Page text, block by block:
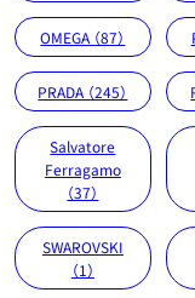
OMEGA （87）
PRADA （245）
Salvatore
Ferragamo
（37）
SWAROVSKI
（1）